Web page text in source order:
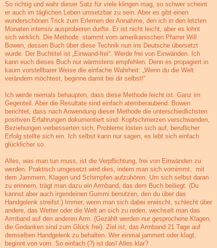
So richtig und wahr dieser Satz für viele klingen mag, so schwer scheint
er auch im täglichen Leben umsetzbar zu sein. Aber es gibt einen
wunderschönen Trick zum Erlernen der Annahme, den ich in den letzten
Monaten intensiv ausprobieren durfte. Er ist nicht leicht, aber es lohnt
sich wirklich. Die Methode stammt vom amerikanischen Pfarrer Will
Bowen, dessen Buch über diese Technik nun ins Deutsche übersetzt
wurde. Der Buchtitel ist „Einwand-frei“. Werde frei von Einwänden. Ich
kann euch dieses Buch nur wärmstens empfehlen. Denn es propagiert in
kaum vorstellbarer Weise die einfache Wahrheit: „Wenn du die Welt
verändern möchtest, beginne damit bei dir selbst!“
Ich werde niemals behaupten, dass diese Methode leicht ist. Ganz im
Gegenteil. Aber die Resultate sind einfach atemberaubend. Bowen
berichtet, dass nach Anwendung dieser Methode die unterschiedlichsten
positiven Erfahrungen dokumentiert sind: Kopfschmerzen verschwanden,
Beziehungen verbesserten sich, Probleme lösten sich auf, beruflicher
Erfolg stellte sich ein. Ich selbst kann nur sagen, es lebt sich einfach
glücklicher so.
Alles, was man tun muss, ist die Verpflichtung, frei von Einwänden zu
werden. Praktisch umgesetzt wird dies, indem man sich vornimmt, mit
dem Jammern, Klagen und Schimpfen aufzuhören. Um sich selbst daran
zu erinnern, trägt man dazu ein Armband, das dem Buch beiliegt. (Du
kannst aber auch irgendeinen Gummi benutzen, den du über das
Handgelenk streifst.) Immer, wenn man sich dabei erwischt, schlecht über
andere, das Wetter oder die Welt an sich zu reden, wechselt man das
Armband auf den anderen Arm. (Gezählt werden nur gesprochene Klagen,
die Gedanken sind zum Glück frei). Ziel ist, das Armband 21 Tage auf
demselben Handgelenk zu behalten. Wer einmal jammert oder klagt,
beginnt von vorn. So einfach (?) ist das! Alles klar?